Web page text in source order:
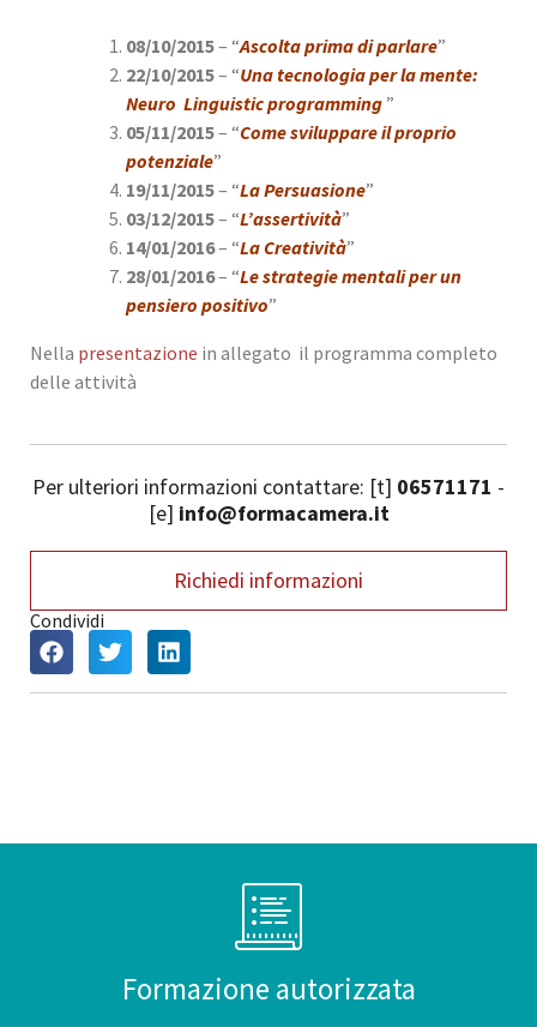
08/10/2015– “Ascolta prima di parlare”
22/10/2015– “Una tecnologia per la mente:
Neuro Linguistic programming”
05/11/2015– “Come sviluppare il proprio
potenziale”
19/11/2015– “La Persuasione”
03/12/2015– “L’assertività”
14/01/2016– “La Creatività”
28/01/2016– “Le strategie mentali per un
pensiero positivo”
Nella presentazione in allegato il programma completo
delle attività
Per ulteriori informazioni contattare: [t] 06571171 -
[e] info@formacamera.it
Richiedi informazioni
Condividi
Formazione autorizzata